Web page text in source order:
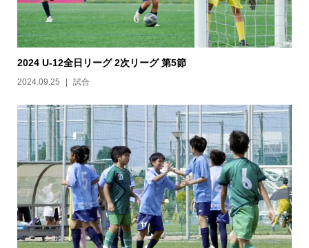
2024 U-12全日リーグ 2次リーグ 第5節
2024.09.25 試合